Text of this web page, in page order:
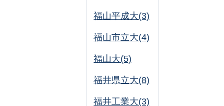
福山平成大(3)
福山市立大(4)
福山大(5)
福井県立大(8)
福井工業大(3)